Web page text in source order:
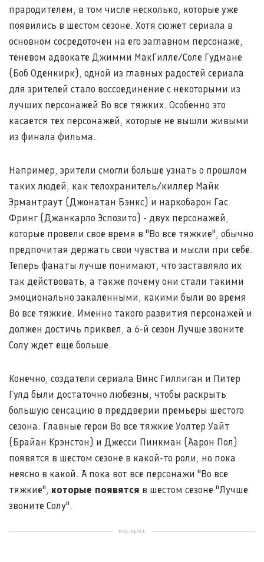
прародителем, в том числе несколько, которые уже
появились в шестом сезоне. Хотя сюжет сериала в
основном сосредоточен на его заглавном персонаже,
теневом адвокате Джимми МакГилле/Соле Гудмане
(Боб Оденкирк), одной из главных радостей сериала
для зрителей стало воссоединение с некоторыми из
лучших персонажей Во все тяжких. Особенно это
касается тех персонажей, которые не вышли живыми
из финала фильма.
Например, зрители смогли больше узнать о прошлом
таких людей, как телохранитель/киллер Майк
Эрмантраут (Джонатан Бэнкс) и наркобарон Гас
Фринг (Джанкарло Эспозито) - двух персонажей,
которые провели свое время в "Во все тяжкие", обычно
предпочитая держать свои чувства и мысли при себе.
Теперь фанаты лучше понимают, что заставляло их
так действовать, а также почему они стали такими
эмоционально закаленными, какими были во время
Во все тяжкие. Именно такого развития персонажей и
должен достичь приквел, а 6-й сезон Лучше звоните
Солу ждет еще больше.
Конечно, создатели сериала Винс Гиллиган и Питер
Гулд были достаточно любезны, чтобы раскрыть
большую сенсацию в преддверии премьеры шестого
сезона. Главные герои Во все тяжкие Уолтер Уайт
(Брайан Крэнстон) и Джесси Пинкман (Аарон Пол)
появятся в шестом сезоне в какой-то роли, но пока
неясно в какой. А пока вот все персонажи "Во все
тяжкие", которые появятся в шестом сезоне "Лучше
звоните Солу".
РЕКЛАМА